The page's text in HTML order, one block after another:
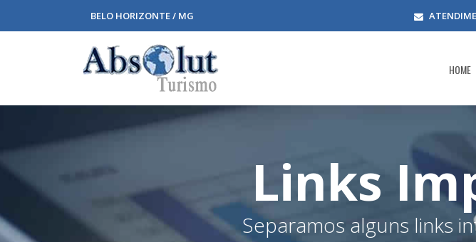
BELO HORIZONTE / MG
HOME
Links
Separamos alguns links